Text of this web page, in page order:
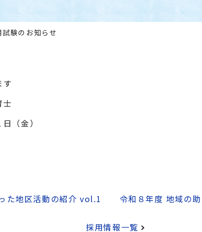
験のお知らせ
す
士
（金）
た地区活動の紹介 vol.1 令和８年度 地域の
採用情報一覧